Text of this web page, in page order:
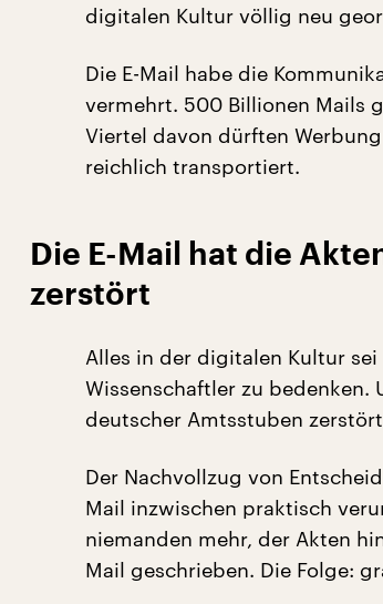
digitalen Kultur völlig neu
Die E-Mail habe die
vermehrt. 500 Billionen Mails
Viertel davon dürften
reichlich transportiert.
Die E-Mail hat die
zerstört
Alles in der digitalen Kultur
Wissenschaftler zu bedenken.
deutscher Amtsstuben
Der Nachvollzug von
Mail inzwischen praktisch
niemanden mehr, der Akten
Mail geschrieben. Die Folge: